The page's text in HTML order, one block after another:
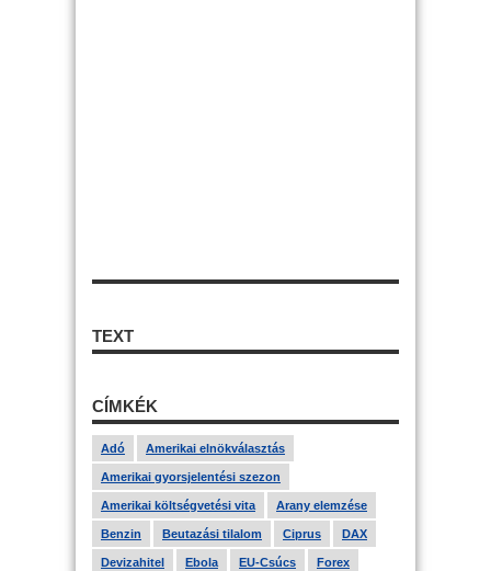
TEXT
CÍMKÉK
Adó Amerikai elnökválasztás
Amerikai gyorsjelentési szezon
Amerikai költségvetési vita Arany elemzése
Benzin Beutazási tilalom Ciprus DAX
Devizahitel Ebola EU-Csúcs Forex